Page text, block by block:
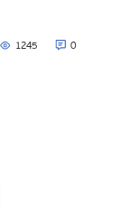
1245 0